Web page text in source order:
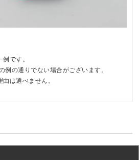
です。
例の通りでない場合がございます。
は選べません。